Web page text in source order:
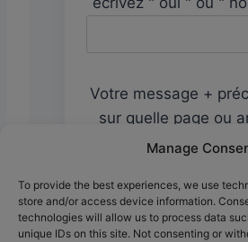
Manage
To provide the best experiences, we use
store and/or access device information.
technologies will allow us to process data
unique IDs on this site. Not consenting or
Votre message +
sur quelle page ou
site vous m'écrivez